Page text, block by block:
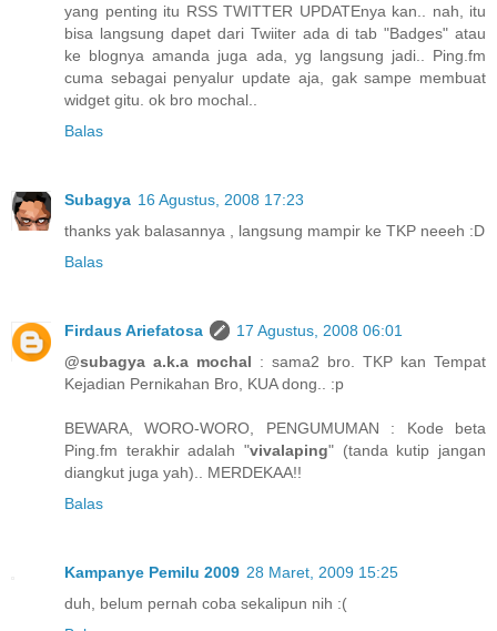
yang penting itu RSS TWITTER UPDATEnya kan.. nah, itu
bisa langsung dapet dari Twiiter ada di tab "Badges" atau
ke blognya amanda juga ada, yg langsung jadi.. Ping.fm
cuma sebagai penyalur update aja, gak sampe membuat
widget gitu. ok bro mochal..
Balas
Subagya 16 Agustus, 2008 17:23
thanks yak balasannya , langsung mampir ke TKP neeeh :D
Balas
Firdaus Ariefatosa
17 Agustus, 2008 06:01
@subagya a.k.a mochal : sama2 bro. TKP kan Tempat
Kejadian Pernikahan Bro, KUA dong.. :p
BEWARA, WORO-WORO, PENGUMUMAN : Kode beta
Ping.fm terakhir adalah "vivalaping" (tanda kutip jangan
diangkut juga yah).. MERDEKAA!!
Balas
Kampanye Pemilu 2009 28 Maret, 2009 15:25
duh, belum pernah coba sekalipun nih :(